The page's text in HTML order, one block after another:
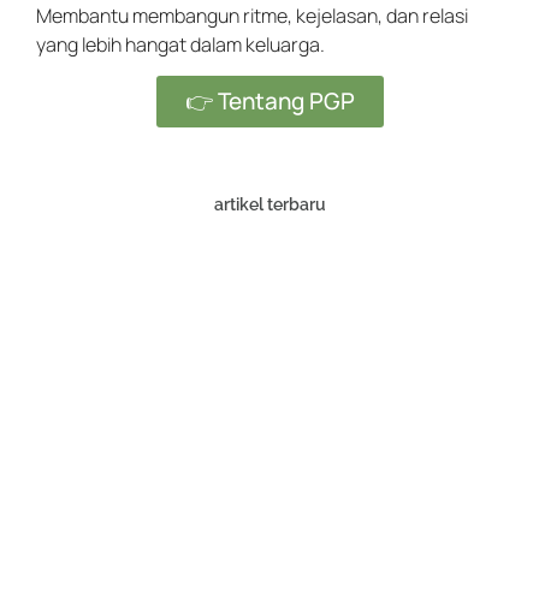
Membantu membangun ritme, kejelasan, dan relasi
yang lebih hangat dalam keluarga.
👉 Tentang PGP
artikel terbaru